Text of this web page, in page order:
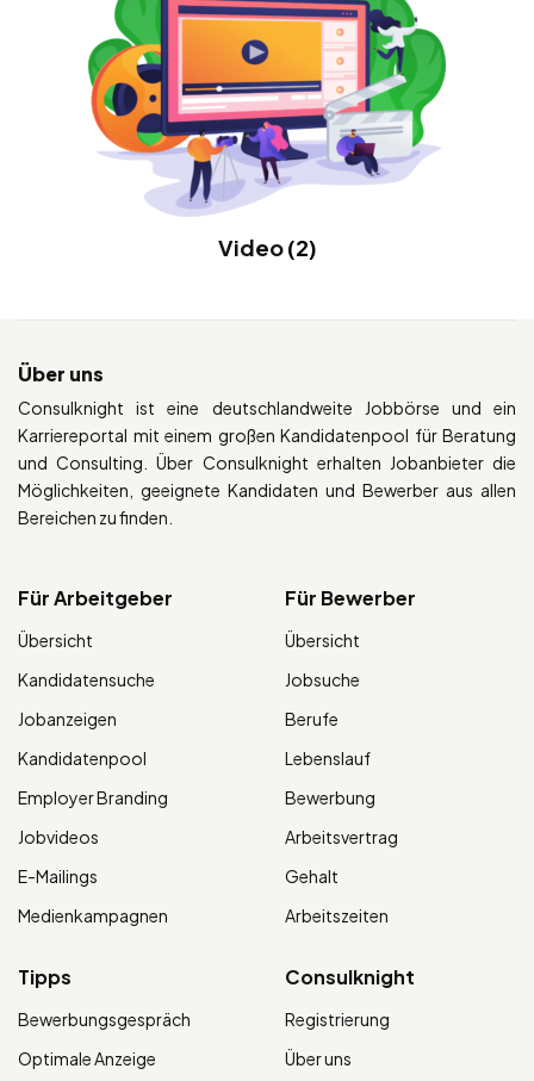
Video(2)
Über uns
Consulknight ist eine deutschlandweite Jobbörse und ein
Karriereportal mit einem großen Kandidatenpool für Beratung
und Consulting. Über Consulknight erhalten Jobanbieter die
Möglichkeiten, geeignete Kandidaten und Bewerber aus allen
Bereichen zu finden.
Für Arbeitgeber
Übersicht
Kandidatensuche
Jobanzeigen
Kandidatenpool
Employer Branding
Jobvideos
E-Mailings
Medienkampagnen
Für Bewerber
Übersicht
Jobsuche
Berufe
Lebenslauf
Bewerbung
Arbeitsvertrag
Gehalt
Arbeitszeiten
Tipps
Bewerbungsgespräch
Optimale Anzeige
Consulknight
Registrierung
Über uns